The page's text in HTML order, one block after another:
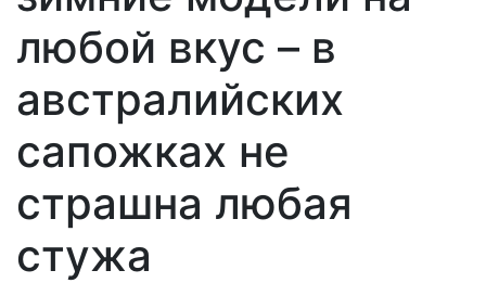
любой вкус – в
австралийских
сапожках не
страшна любая
стужа